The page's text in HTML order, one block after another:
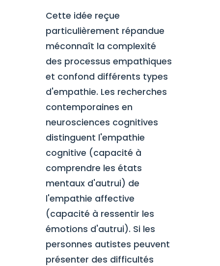
Cette idée reçue
particulièrement répandue
méconnaît la complexité
des processus empathiques
et confond différents types
d'empathie. Les recherches
contemporaines en
neurosciences cognitives
distinguent l'empathie
cognitive (capacité à
comprendre les états
mentaux d'autrui) de
l'empathie affective
(capacité à ressentir les
émotions d'autrui). Si les
personnes autistes peuvent
présenter des difficultés